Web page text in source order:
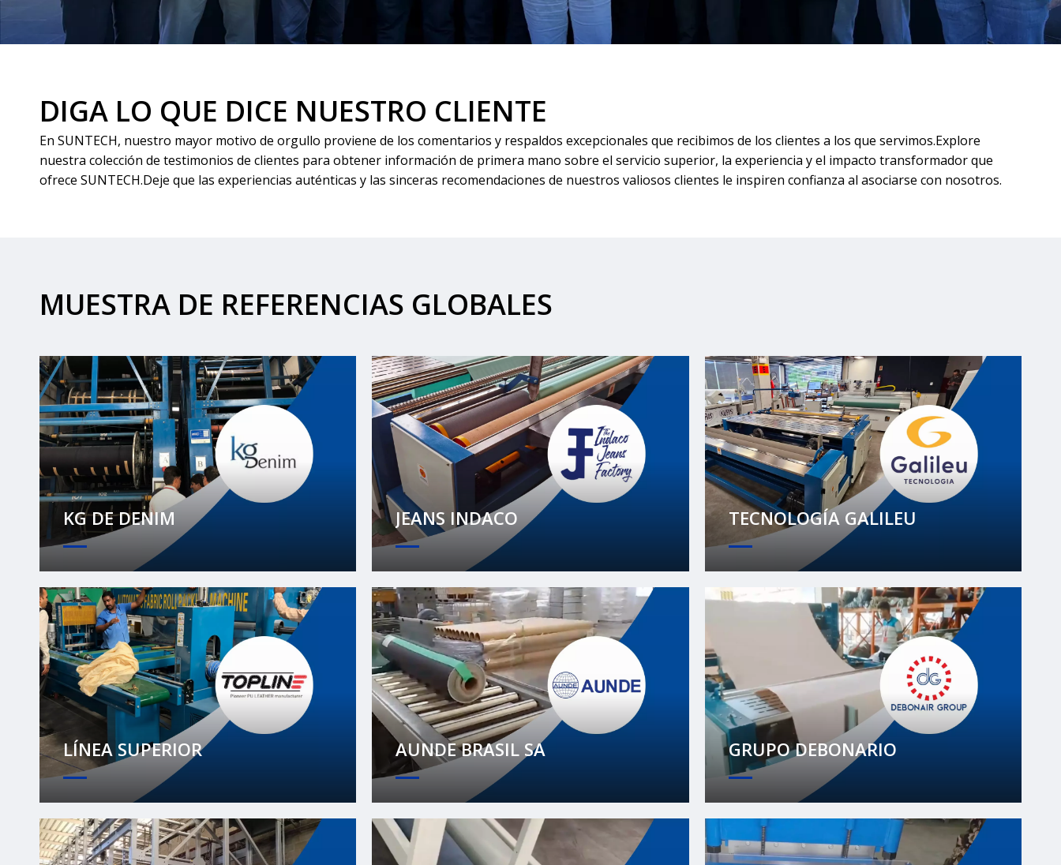
DIGA LO QUE DICE NUESTRO CLIENTE
En SUNTECH, nuestro mayor motivo de orgullo proviene de los comentarios y respaldos excepcionales que recibimos de los clientes a los que servimos.Explore
nuestra colección de testimonios de clientes para obtener información de primera mano sobre el servicio superior, la experiencia y el impacto transformador que
ofrece SUNTECH.Deje que las experiencias auténticas y las sinceras recomendaciones de nuestros valiosos clientes le inspiren confianza al asociarse con nosotros.
MUESTRA DE REFERENCIAS GLOBALES
KG DE DENIM JEANS INDACO TECNOLOGÍA GALILEU
LÍNEA SUPERIOR AUNDE BRASIL SA GRUPO DEBONARIO